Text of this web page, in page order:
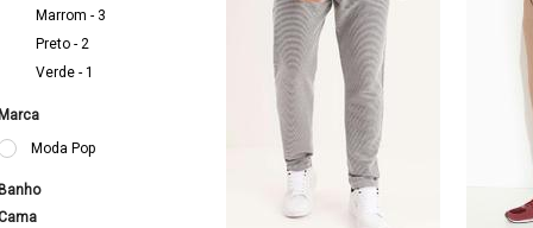
Marrom - 3
Preto - 2
Verde - 1
Moda Pop